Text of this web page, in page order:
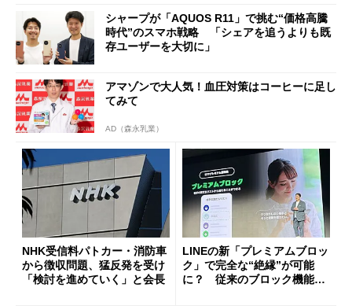
シャープが「AQUOS R11」で挑む“価格高騰
時代”のスマホ戦略 「シェアを追うよりも既
存ユーザーを大切に」
アマゾンで大人気！血圧対策はコーヒーに足し
てみて
AD（森永乳業）
NHK受信料パトカー・消防車
から徴収問題、猛反発を受け
「検討を進めていく」と会長
LINEの新「プレミアムブロッ
ク」で完全な“絶縁”が可能
に？ 従来のブロック機能と